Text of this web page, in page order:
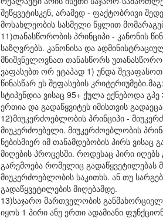
შეწყვეტისკენ, არამედ - ფაქტობრივი
მოსახლეობის სასმელი წყლით
11)თანასწორობის პრინციპი - კანონის
საზღვრებს. კანონისა და
მნიშვნელოვნათ თანასწორს
ვაფასებთ ორ ეტაპად 1) უნდა
წინასწარ ეს შეფასების
სტიპენდია ვისაც 95+ ქულა ექნებოდა
ერთია და გადაწყვიტეს იმისთვის
12)მიუკერძოებლობის პრინციპი -
მიუკერძოებელი. მიუკერძოებლობის
ნებისმიერ იმ თანამდებობის პირს
მიღების პროცესში. როდესაც პირი
გარემოება რომელიც გადაწყვეტილებას
მიუკერძოებლობის საკითხს. ან თუ
გადაწყვეტილების მიღებამდე.
13)საჯარო მართველობის
იყოს 1 პირი ანუ ერთი ადამიანი